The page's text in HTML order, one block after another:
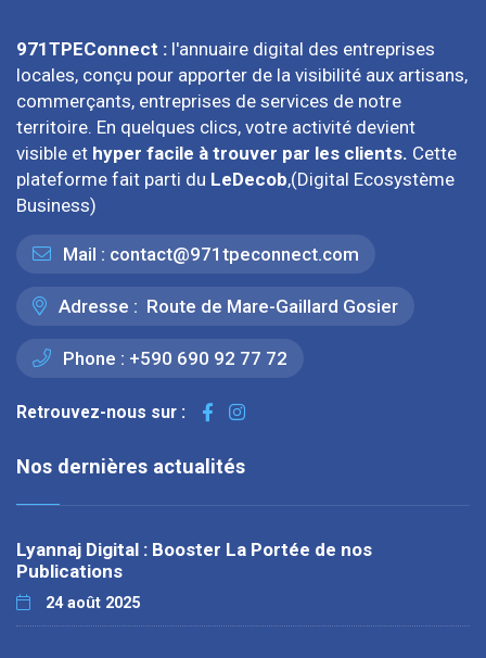
971TPEConnect : l'annuaire digital des entreprises
locales, conçu pour apporter de la visibilité aux artisans,
commerçants, entreprises de services de notre
territoire. En quelques clics, votre activité devient
visible et hyper facile à trouver par les clients. Cette
plateforme fait parti du LeDecob,(Digital Ecosystème
Business)
Mail : contact@971tpeconnect.com
Adresse : Route de Mare-Gaillard Gosier
Phone : +590 690 92 77 72
Retrouvez-nous sur :
Nos dernières actualités
Lyannaj Digital : Booster La Portée de nos
Publications
24 août 2025